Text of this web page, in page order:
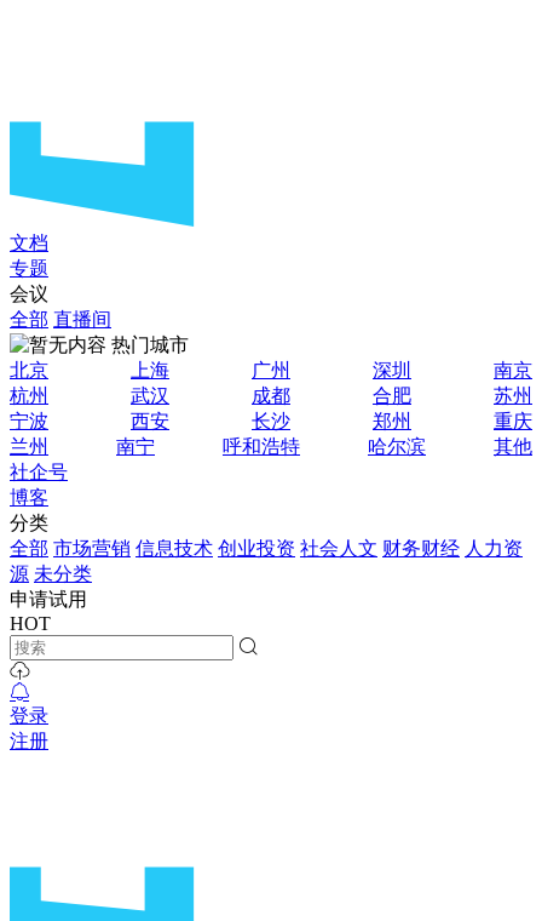
文档
专题
会议
全部 直播间
热门城市
北京
上海 广州 深圳
南京
杭州
武汉 成都 合肥
苏州
宁波
西安 长沙 郑州
重庆
兰州
南宁 呼和浩特 哈尔滨
其他
社企号
博客
分类
全部 市场营销 信息技术 创业投资 社会人文 财务财经 人力资
源 未分类
申请试用
HOT
登录
注册